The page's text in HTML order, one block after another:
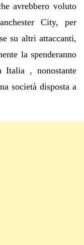
avrebbero voluto
City, per
su altri attaccanti,
la spenderanno
Italia , nonostante
società disposta a